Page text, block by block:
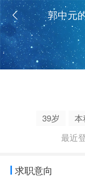
39岁
最近
求职意向